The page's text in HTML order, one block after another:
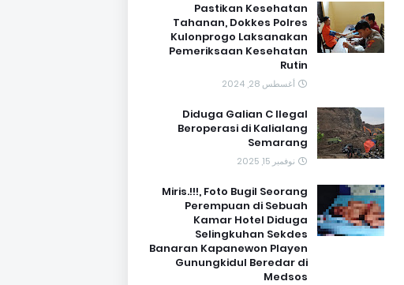
Pastikan Kesehatan
Tahanan, Dokkes Polres
Kulonprogo Laksanakan
Pemeriksaan Kesehatan
Rutin
أغسطس 28, 2024
Diduga Galian C Ilegal
Beroperasi di Kalialang
Semarang
نوفمبر 15, 2025
Miris.!!!, Foto Bugil Seorang
Perempuan di Sebuah
Kamar Hotel Diduga
Selingkuhan Sekdes
Banaran Kapanewon Playen
Gunungkidul Beredar di
Medsos